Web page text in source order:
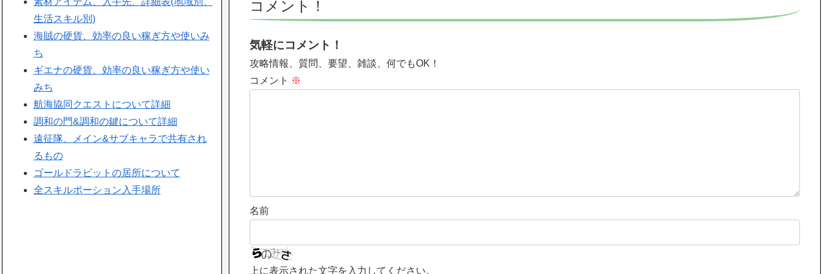
コメント！
気軽にコメント！
攻略情報、質問、要望、雑談、何でもOK！
コメント ※
名前
上に表示された文字を入力してください。
生活スキル別)
海賊の硬貨、効率の良い稼ぎ方や使いみ
ち
ギエナの硬貨、効率の良い稼ぎ方や使い
みち
航海協同クエストについて詳細
調和の門&調和の鍵について詳細
遠征隊、メイン&サブキャラで共有され
るもの
ゴールドラビットの居所について
全スキルポーション入手場所